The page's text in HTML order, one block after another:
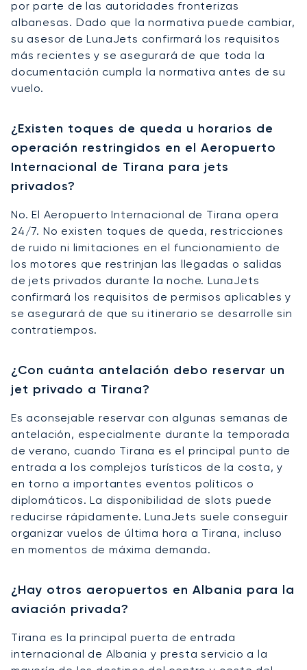
por parte de las autoridades fronterizas
albanesas. Dado que la normativa puede cambiar,
su asesor de LunaJets confirmará los requisitos
más recientes y se asegurará de que toda la
documentación cumpla la normativa antes de su
vuelo.
¿Existen toques de queda u horarios de
operación restringidos en el Aeropuerto
Internacional de Tirana para jets
privados?
No. El Aeropuerto Internacional de Tirana opera
24/7. No existen toques de queda, restricciones
de ruido ni limitaciones en el funcionamiento de
los motores que restrinjan las llegadas o salidas
de jets privados durante la noche. LunaJets
confirmará los requisitos de permisos aplicables y
se asegurará de que su itinerario se desarrolle sin
contratiempos.
¿Con cuánta antelación debo reservar un
jet privado a Tirana?
Es aconsejable reservar con algunas semanas de
antelación, especialmente durante la temporada
de verano, cuando Tirana es el principal punto de
entrada a los complejos turísticos de la costa, y
en torno a importantes eventos políticos o
diplomáticos. La disponibilidad de slots puede
reducirse rápidamente. LunaJets suele conseguir
organizar vuelos de última hora a Tirana, incluso
en momentos de máxima demanda.
¿Hay otros aeropuertos en Albania para la
aviación privada?
Tirana es la principal puerta de entrada
internacional de Albania y presta servicio a la